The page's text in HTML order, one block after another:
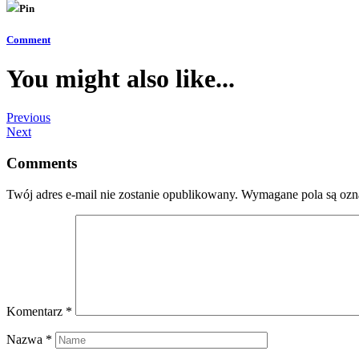
Pin
Comment
You might also like...
Previous
Next
Comments
Twój adres e-mail nie zostanie opublikowany. Wymagane pola są
Komentarz *
Nazwa *